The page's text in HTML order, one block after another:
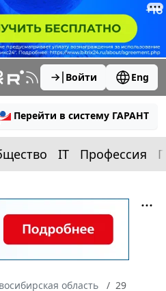
Войти Eng
Перейти в систему ГАРАНТ
IT Профессия
область
29